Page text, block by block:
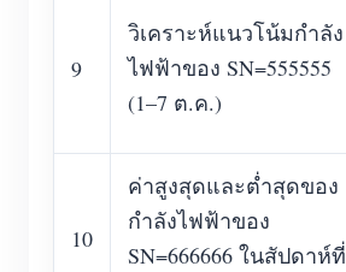
9
วิเคราะห์แนวโน้มกำลัง
ไฟฟ้าของ SN=555555
(1–7 ต.ค.)
10
ค่าสูงสุดและต่ำสุดของ
กำลังไฟฟ้าของ
SN=666666 ในสัปดาห์ที่